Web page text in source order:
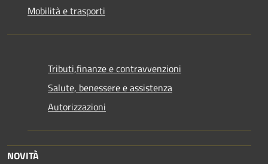
Mobilità e trasporti
Tributi,finanze e contravvenzioni
Salute, benessere e assistenza
Autorizzazioni
NOVITÀ